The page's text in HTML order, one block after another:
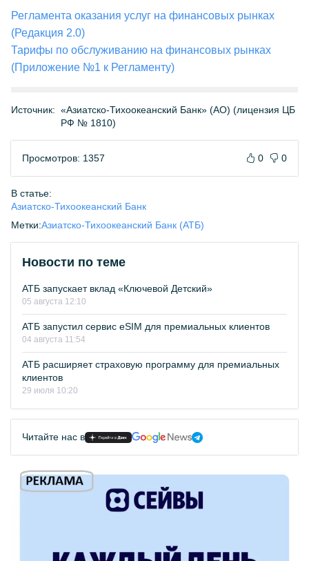
Регламента оказания услуг на финансовых рынках
(Редакция 2.0)
Тарифы по обслуживанию на финансовых рынках
(Приложение №1 к Регламенту)
Источник: «Азиатско-Тихоокеанский Банк» (АО) (лицензия ЦБ
РФ № 1810)
Просмотров: 1357 0 0
В статье:
Азиатско-Тихоокеанский Банк
Метки:Азиатско-Тихоокеанский Банк (АТБ)
Новости по теме
АТБ запускает вклад «Ключевой Детский»
05 августа 12:10
АТБ запустил сервис eSIM для премиальных клиентов
04 августа 11:54
АТБ расширяет страховую программу для премиальных
клиентов
29 июля 10:20
Читайте нас в